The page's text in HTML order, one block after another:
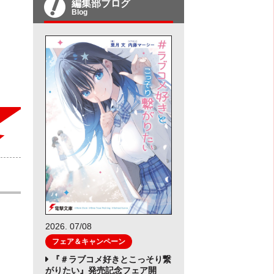
編集部ブログ
Blog
2026. 07/08
フェア＆キャンペーン
『＃ラブコメ好きとこっそり繋
がりたい』発売記念フェア開